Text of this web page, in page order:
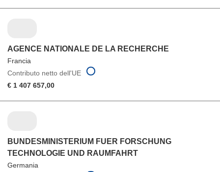
AGENCE NATIONALE DE LA RECHERCHE
Francia
Contributo netto dell'UE
€ 1 407 657,00
BUNDESMINISTERIUM FUER FORSCHUNG
TECHNOLOGIE UND RAUMFAHRT
Germania